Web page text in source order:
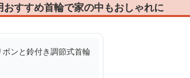
すすめ首輪で家の中もおしゃれに